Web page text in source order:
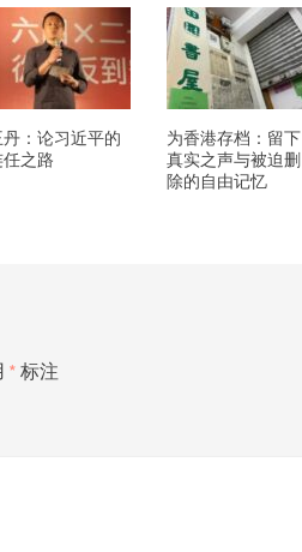
丹：论习近平的
任之路
为香港存档：留下
真实之声与被迫删
除的自由记忆
* 标注